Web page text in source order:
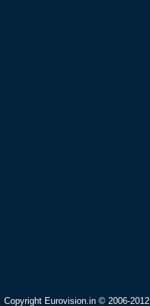
Copyright Eurovision.in © 2006-2012